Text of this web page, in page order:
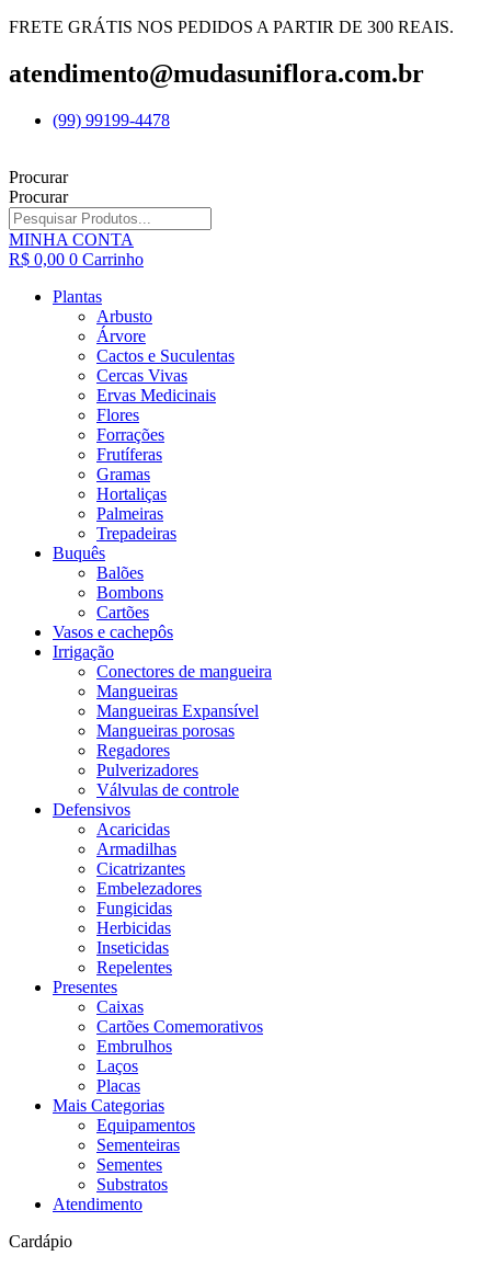
FRETE GRÁTIS NOS PEDIDOS A PARTIR DE 300 REAIS.
atendimento@mudasuniflora.com.br
(99) 99199-4478
Procurar
Procurar
MINHA CONTA
R$ 0,00 0 Carrinho
Plantas
Arbusto
Árvore
Cactos e Suculentas
Cercas Vivas
Ervas Medicinais
Flores
Forrações
Frutíferas
Gramas
Hortaliças
Palmeiras
Trepadeiras
Buquês
Balões
Bombons
Cartões
Vasos e cachepôs
Irrigação
Conectores de mangueira
Mangueiras
Mangueiras Expansível
Mangueiras porosas
Regadores
Pulverizadores
Válvulas de controle
Defensivos
Acaricidas
Armadilhas
Cicatrizantes
Embelezadores
Fungicidas
Herbicidas
Inseticidas
Repelentes
Presentes
Caixas
Cartões Comemorativos
Embrulhos
Laços
Placas
Mais Categorias
Equipamentos
Sementeiras
Sementes
Substratos
Atendimento
Cardápio